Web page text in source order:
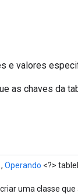
e valores
as chaves da
, Operando <?>
uma classe